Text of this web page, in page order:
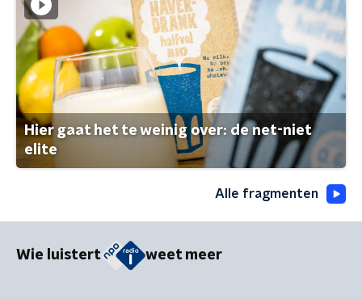
Hier gaat het te weinig over: de net-niet
elite
Alle fragmenten
Wie luistert weet meer